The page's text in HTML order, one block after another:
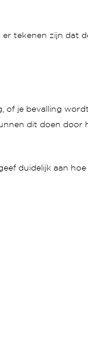
tekenen zijn dat
of je bevalling
dit doen door
duidelijk aan hoe